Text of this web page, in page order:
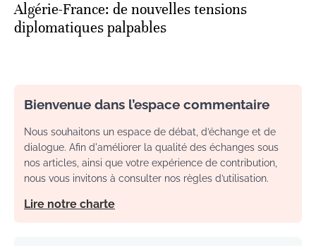
Algérie-France: de nouvelles tensions
diplomatiques palpables
Bienvenue dans l’espace commentaire
Nous souhaitons un espace de débat, d’échange et de
dialogue. Afin d'améliorer la qualité des échanges sous
nos articles, ainsi que votre expérience de contribution,
nous vous invitons à consulter nos règles d’utilisation.
Lire notre charte